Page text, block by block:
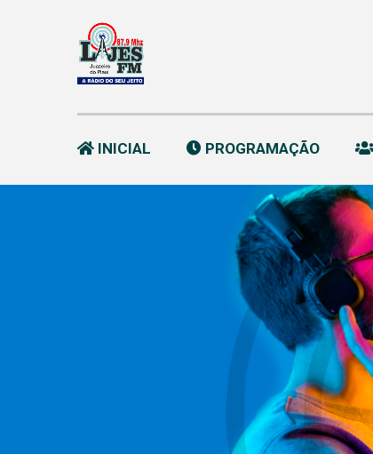
INICIAL PROGRAMAÇÃO